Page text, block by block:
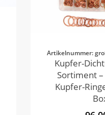
Artikelnummer:
Kupfer-
Sortiment
Kupfer-